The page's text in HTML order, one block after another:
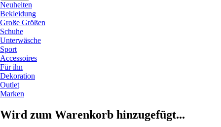
Neuheiten
Bekleidung
Große Größen
Schuhe
Unterwäsche
Sport
Accessoires
Für ihn
Dekoration
Outlet
Marken
Wird zum Warenkorb hinzugefügt...